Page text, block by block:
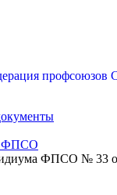
профсоюзов
ФПСО
ФПСО № 33